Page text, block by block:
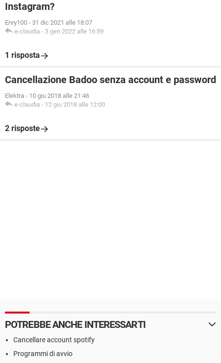
Instagram?
Enry100 - 31 dic 2021 alle 18:07
e-claudia - 3 gen 2022 alle 16:59
1 risposta
Cancellazione Badoo senza account e password
Elektra - 10 giu 2018 alle 21:46
e-claudia - 12 giu 2018 alle 12:00
2 risposte
POTREBBE ANCHE INTERESSARTI
Cancellare account spotify
Programmi di avvio